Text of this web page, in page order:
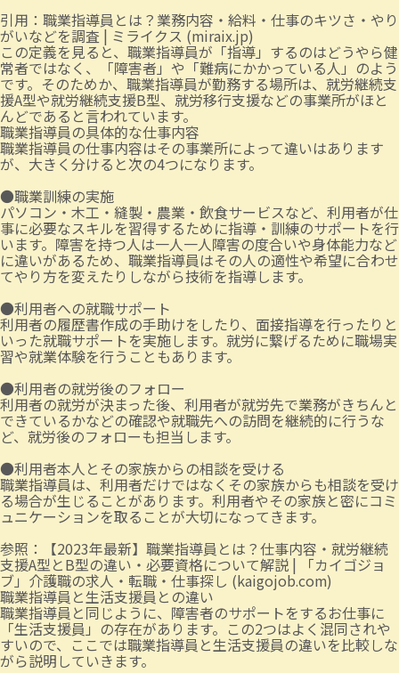
引用： 職業指導員とは？業務内容・給料・仕事のキツさ・やり
がいなどを調査 | ミライクス (miraix.jp)
この定義を見ると、職業指導員が「指導」するのはどうやら健
常者ではなく、「障害者」や「難病にかかっている人」のよう
です。そのためか、職業指導員が勤務する場所は、就労継続支
援A型や就労継続支援B型、就労移行支援などの事業所がほと
んどであると言われています。
職業指導員の具体的な仕事内容
職業指導員の仕事内容はその事業所によって違いはあります
が、大きく分けると次の4つになります。
●職業訓練の実施
パソコン・木工・縫製・農業・飲食サービスなど、利用者が仕
事に必要なスキルを習得するために指導・訓練のサポートを行
います。障害を持つ人は一人一人障害の度合いや身体能力など
に違いがあるため、職業指導員はその人の適性や希望に合わせ
てやり方を変えたりしながら技術を指導します。
●利用者への就職サポート
利用者の履歴書作成の手助けをしたり、面接指導を行ったりと
いった就職サポートを実施します。就労に繋げるために職場実
習や就業体験を行うこともあります。
●利用者の就労後のフォロー
利用者の就労が決まった後、利用者が就労先で業務がきちんと
できているかなどの確認や就職先への訪問を継続的に行うな
ど、就労後のフォローも担当します。
●利用者本人とその家族からの相談を受ける
職業指導員は、利用者だけではなくその家族からも相談を受け
る場合が生じることがあります。利用者やその家族と密にコミ
ュニケーションを取ることが大切になってきます。
参照：
【2023年最新】職業指導員とは？仕事内容・就労継続
支援A型とB型の違い・必要資格について解説 | 「カイゴジョ
ブ」介護職の求人・転職・仕事探し (kaigojob.com)
職業指導員と生活支援員との違い
職業指導員と同じように、障害者のサポートをするお仕事に
「生活支援員」の存在があります。この2つはよく混同されや
すいので、ここでは職業指導員と生活支援員の違いを比較しな
がら説明していきます。